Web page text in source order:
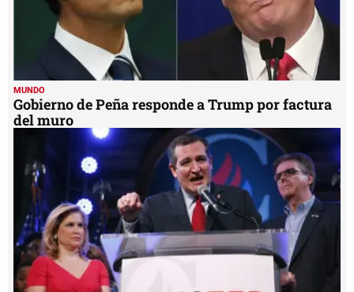
MUNDO
Gobierno de Peña responde a Trump por factura
del muro